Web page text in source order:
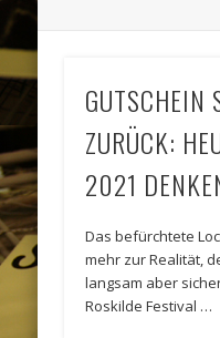
GUTSCHEIN
ZURÜCK:
2021
Das befürchtete
mehr zur Realität,
langsam aber
Roskilde Festival …